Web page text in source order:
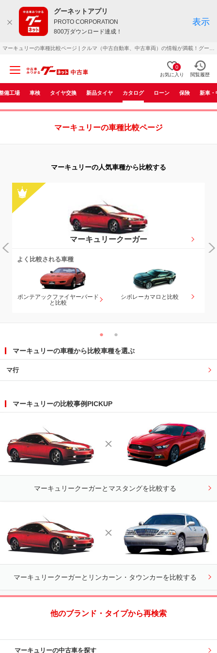
グーネットアプリ
PROTO CORPORATION
800万ダウンロード達成！
表示
0
お気に入り 閲覧履歴
備工場 車検 タイヤ交換 新品タイヤ カタログ ローン 保険 新車・
マーキュリーの車種比較ページ
マーキュリーの人気車種から比較する
マーキュリークーガー
よく比較される車種
ポンテアックファイヤーバード
と比較
シボレーカマロと比較
マーキュリーの車種から比較車種を選ぶ
マ行
マーキュリーの比較事例PICKUP
マーキュリークーガーとマスタングを比較する
マーキュリークーガーとリンカーン・タウンカーを比較する
他のブランド・タイプから再検索
マーキュリーの中古車を探す